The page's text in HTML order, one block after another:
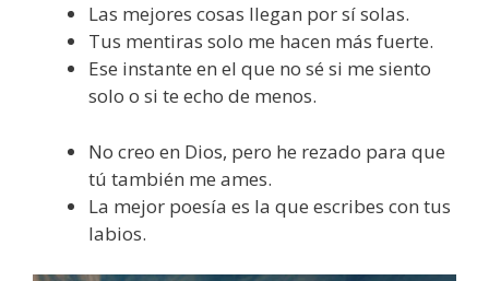
Las mejores cosas llegan por sí solas.
Tus mentiras solo me hacen más fuerte.
Ese instante en el que no sé si me siento
solo o si te echo de menos.
No creo en Dios, pero he rezado para que
tú también me ames.
La mejor poesía es la que escribes con tus
labios.